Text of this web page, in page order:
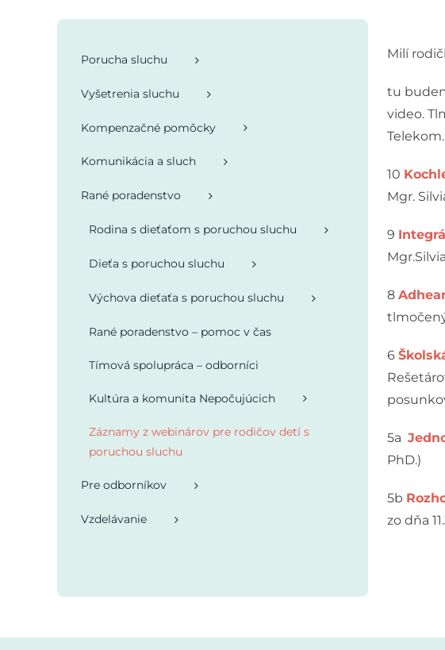
Porucha sluchu
Vyšetrenia sluchu
Kompenzačné pomôcky
Komunikácia a sluch
Rané poradenstvo
Rodina s dieťaťom s poruchou sluchu
Dieťa s poruchou sluchu
Výchova dieťaťa s poruchou sluchu
Rané poradenstvo – pomoc v čas
Tímová spolupráca – odborníci
Kultúra a komunita Nepočujúcich
Záznamy z webinárov pre rodičov detí s
poruchou sluchu
Pre odborníkov
Vzdelávanie
Milí
tu
video.
Telekom.
10
Mgr.
9
8
6
5a
PhD.)
5b
zo dňa